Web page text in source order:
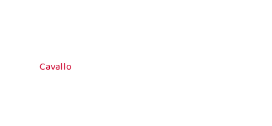
Cavallo